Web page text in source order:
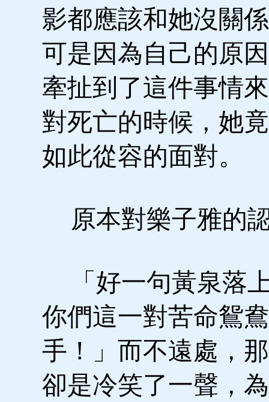
影都應該和她沒關
可是因為自己的原
牽扯到了這件事情
對死亡的時候，她
如此從容的面對。
原本對樂子雅的
「好一句黃泉落
你們這一對苦命鴛
手！」而不遠處，
卻是冷笑了一聲，